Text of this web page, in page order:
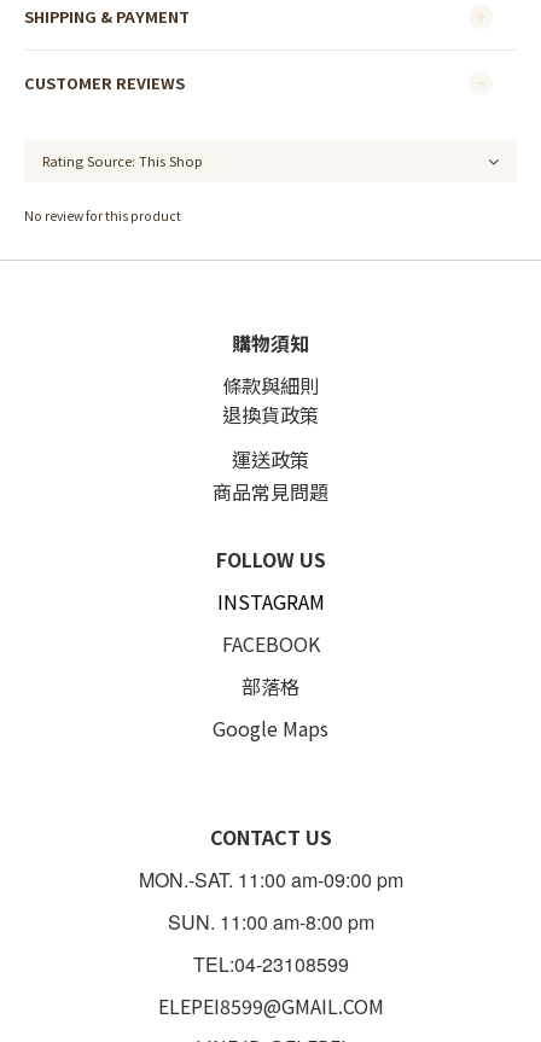
SHIPPING & PAYMENT
CUSTOMER REVIEWS
No review for this product
購物須知
條款與細則
退換貨政策
運送政策
商品常見問題
FOLLOW US
INSTAGRAM
FACEBOOK
部落格
Google Maps
CONTACT US
MON.-SAT. 11:00 am-09:00 pm
SUN. 11:00 am-8:00 pm
TEL:04-23108599
ELEPEI8599@GMAIL.COM